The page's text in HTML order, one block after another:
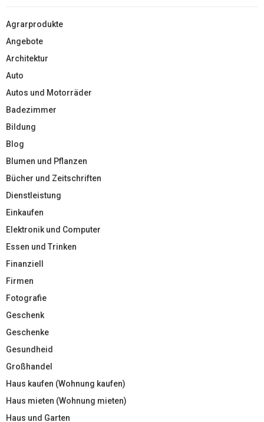
Agrarprodukte
Angebote
Architektur
Auto
Autos und Motorräder
Badezimmer
Bildung
Blog
Blumen und Pflanzen
Bücher und Zeitschriften
Dienstleistung
Einkaufen
Elektronik und Computer
Essen und Trinken
Finanziell
Firmen
Fotografie
Geschenk
Geschenke
Gesundheid
Großhandel
Haus kaufen (Wohnung kaufen)
Haus mieten (Wohnung mieten)
Haus und Garten